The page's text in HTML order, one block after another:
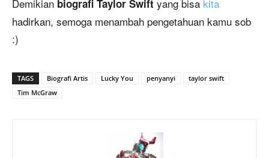
Demikian biografi Taylor Swift yang bisa kita
hadirkan, semoga menambah pengetahuan kamu sob
:)
TAGS Biografi Artis Lucky You penyanyi
taylor swift
Tim McGraw